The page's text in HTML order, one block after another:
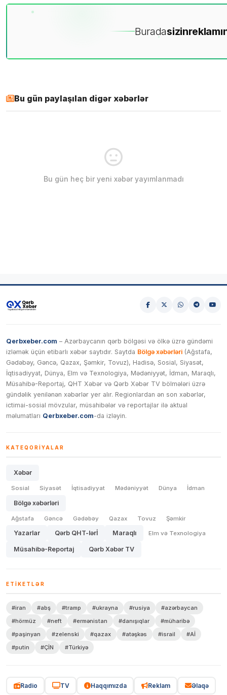
Buradasizin
Bu gün paylaşılan digər xəbərlər
Bu gün heç bir yeni xəbər yayımlanmadı
Qerbxeber.com – Azərbaycanın qərb bölgəsi və ölkə üzrə gündəmi
izləmək üçün etibarlı xəbər saytıdır. Saytda Bölgə xəbərləri (Ağstafa,
Gədəbəy, Gəncə, Qazax, Şəmkir, Tovuz), Hadisə, Sosial, Siyasət,
İqtisadiyyat, Dünya, Elm və Texnologiya, Mədəniyyət, İdman, Maraqlı,
Müsahibə-Reportaj, QHT Xəbər və Qərb Xəbər TV bölmələri üzrə
gündəlik yenilənən xəbərlər yer alır. Regionlardan ən son xəbərlər,
ictimai-sosial mövzular, müsahibələr və reportajlar ilə aktual
məlumatları Qerbxeber.com-da izləyin.
KATEQORIYALAR
Xəbər
Sosial Siyasət İqtisadiyyat Mədəniyyət Dünya İdman
Bölgə xəbərləri
Ağstafa Gəncə Gədəbəy Qazax Tovuz Şəmkir
Yazarlar Qərb QHT-lərİ Maraqlı Elm və Texnologiya
Müsahibə-Reportaj Qərb Xəbər TV
ETIKETLƏR
#iran #abş #tramp #ukrayna #rusiya
#azərbaycan
#hörmüz
#neft #ermənistan #danışıqlar
#müharibə
#paşinyan
#zelenski #qazax #atəşkəs #israil
#Aİ
#putin
#ÇİN #Türkiyə
Radio TV Haqqımızda Reklam Əlaqə